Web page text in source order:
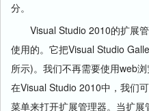
分。
Visual Studio 2010的扩展管
使用的。它把Visual Studio
所示)。我们不再需要使用web
在Visual Studio 2010中，我们
菜单来打开扩展管理器。当扩